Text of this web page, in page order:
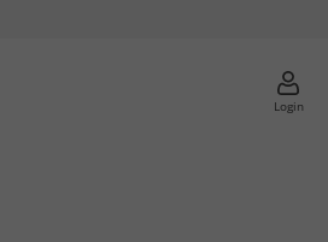
Login